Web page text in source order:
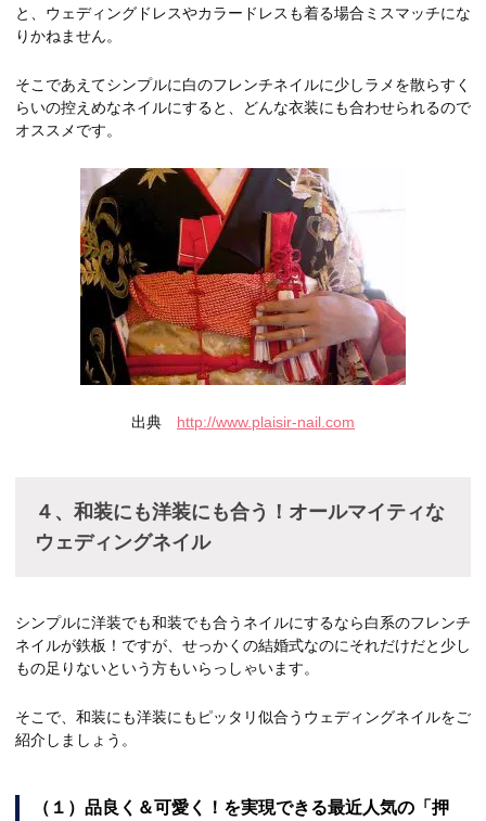
と、ウェディングドレスやカラードレスも着る場合ミスマッチにな
りかねません。
そこであえてシンプルに白のフレンチネイルに少しラメを散らすく
らいの控えめなネイルにすると、どんな衣装にも合わせられるので
オススメです。
出典 http://www.plaisir-nail.com
４、和装にも洋装にも合う！オールマイティな
ウェディングネイル
シンプルに洋装でも和装でも合うネイルにするなら白系のフレンチ
ネイルが鉄板！ですが、せっかくの結婚式なのにそれだけだと少し
もの足りないという方もいらっしゃいます。
そこで、和装にも洋装にもピッタリ似合うウェディングネイルをご
紹介しましょう。
（１）品良く＆可愛く！を実現できる最近人気の「押